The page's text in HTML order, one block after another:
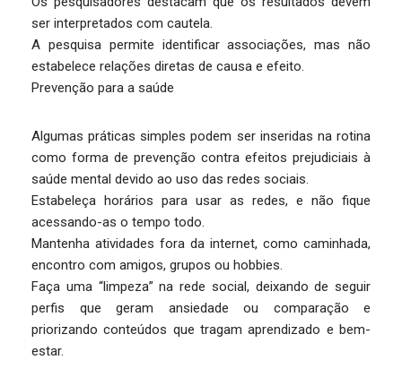
ser interpretados com cautela.
A pesquisa permite identificar associações, mas não
estabelece relações diretas de causa e efeito.
Prevenção para a saúde
Algumas práticas simples podem ser inseridas na rotina
como forma de prevenção contra efeitos prejudiciais à
saúde mental devido ao uso das redes sociais.
Estabeleça horários para usar as redes, e não fique
acessando-as o tempo todo.
Mantenha atividades fora da internet, como caminhada,
encontro com amigos, grupos ou hobbies.
Faça uma “limpeza” na rede social, deixando de seguir
perfis que geram ansiedade ou comparação e
priorizando conteúdos que tragam aprendizado e bem-
estar.